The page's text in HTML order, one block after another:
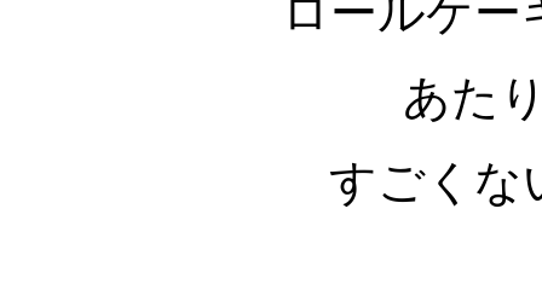
ロールケー
あた
すごく